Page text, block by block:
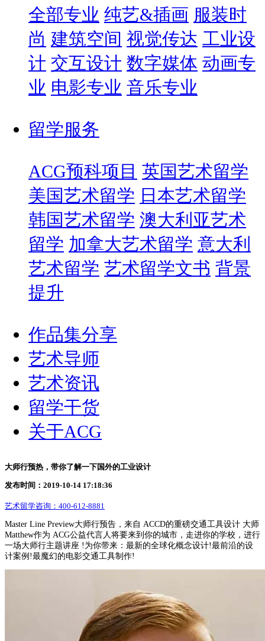
全部专业 纯艺&插画 服装时
尚 建筑空间 视觉传达 工业设
计 交互设计 数字媒体 动画专
业 电影专业 音乐专业
留学服务
ACG预科项目 英国艺术留学
美国艺术留学 日本艺术留学
韩国艺术留学 澳大利亚艺术
留学 加拿大艺术留学 意大利
艺术留学 艺术留学文书 背景
提升
作品集分享
艺术导师
艺术资讯
留学干货
关于ACG
大师行预热，带你了解一下国外的工业设计
发布时间：2019-10-14 17:18:36
艺术留学咨询： 400-612-8881
Master Line Preview大师行预告，来自 ACCD的重磅交通工具设计 大师
Matthew作为 ACG公益代言人将要来到你的城市，走进你的学校，进行
一场大师行主题讲座 !为你带来：最新的全球化概念设计!最前沿的设
计案例!最魔幻的电影交通工具制作!